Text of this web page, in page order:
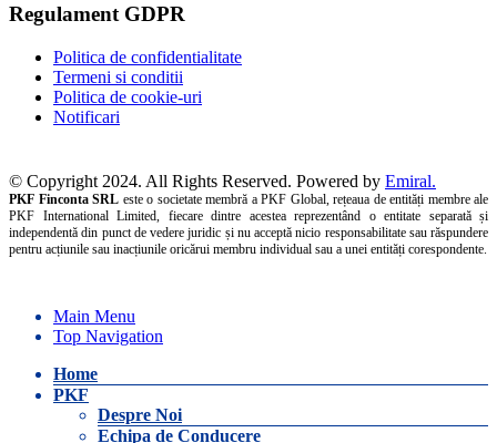
Regulament GDPR
Politica de confidentialitate
Termeni si conditii
Politica de cookie-uri
Notificari
© Copyright 2024. All Rights Reserved. Powered by Emiral.
PKF Finconta SRL este o societate membră a PKF Global, rețeaua de entități membre ale
PKF International Limited, fiecare dintre acestea reprezentând o entitate separată și
independentă din punct de vedere juridic și nu acceptă nicio responsabilitate sau răspundere
pentru acțiunile sau inacțiunile oricărui membru individual sau a unei entități corespondente.
Main Menu
Top Navigation
Home
PKF
Despre Noi
Echipa de Conducere